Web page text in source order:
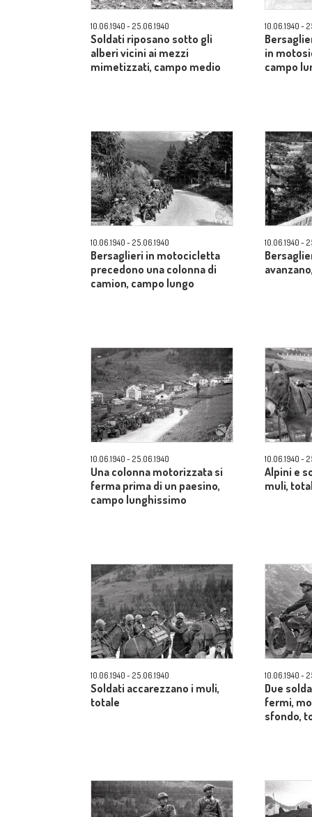
10.06.1940 - 25.06.1940
Soldati riposano sotto gli
alberi vicini ai mezzi
mimetizzati, campo medio
10.06.1940 -
in
campo
10.06.1940 - 25.06.1940
Bersaglieri in motocicletta
precedono una colonna di
camion, campo lungo
10.06.1940 -
10.06.1940 - 25.06.1940
Una colonna motorizzata si
ferma prima di un paesino,
campo lunghissimo
10.06.1940 -
Alpini e
muli,
10.06.1940 - 25.06.1940
Soldati accarezzano i muli,
totale
10.06.1940 -
Due
fermi,
sfondo,